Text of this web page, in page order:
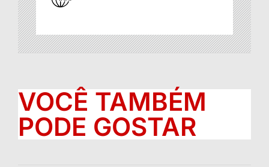
VOCÊ TAMBÉM
PODE GOSTAR